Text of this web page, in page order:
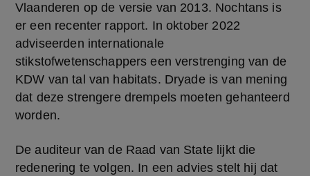
Vlaanderen op de versie van 2013. Nochtans is
er een recenter rapport. In oktober 2022
adviseerden internationale
stikstofwetenschappers een verstrenging van de
KDW van tal van habitats. Dryade is van mening
dat deze strengere drempels moeten gehanteerd
worden.
De auditeur van de Raad van State lijkt die
redenering te volgen. In een advies stelt hij dat